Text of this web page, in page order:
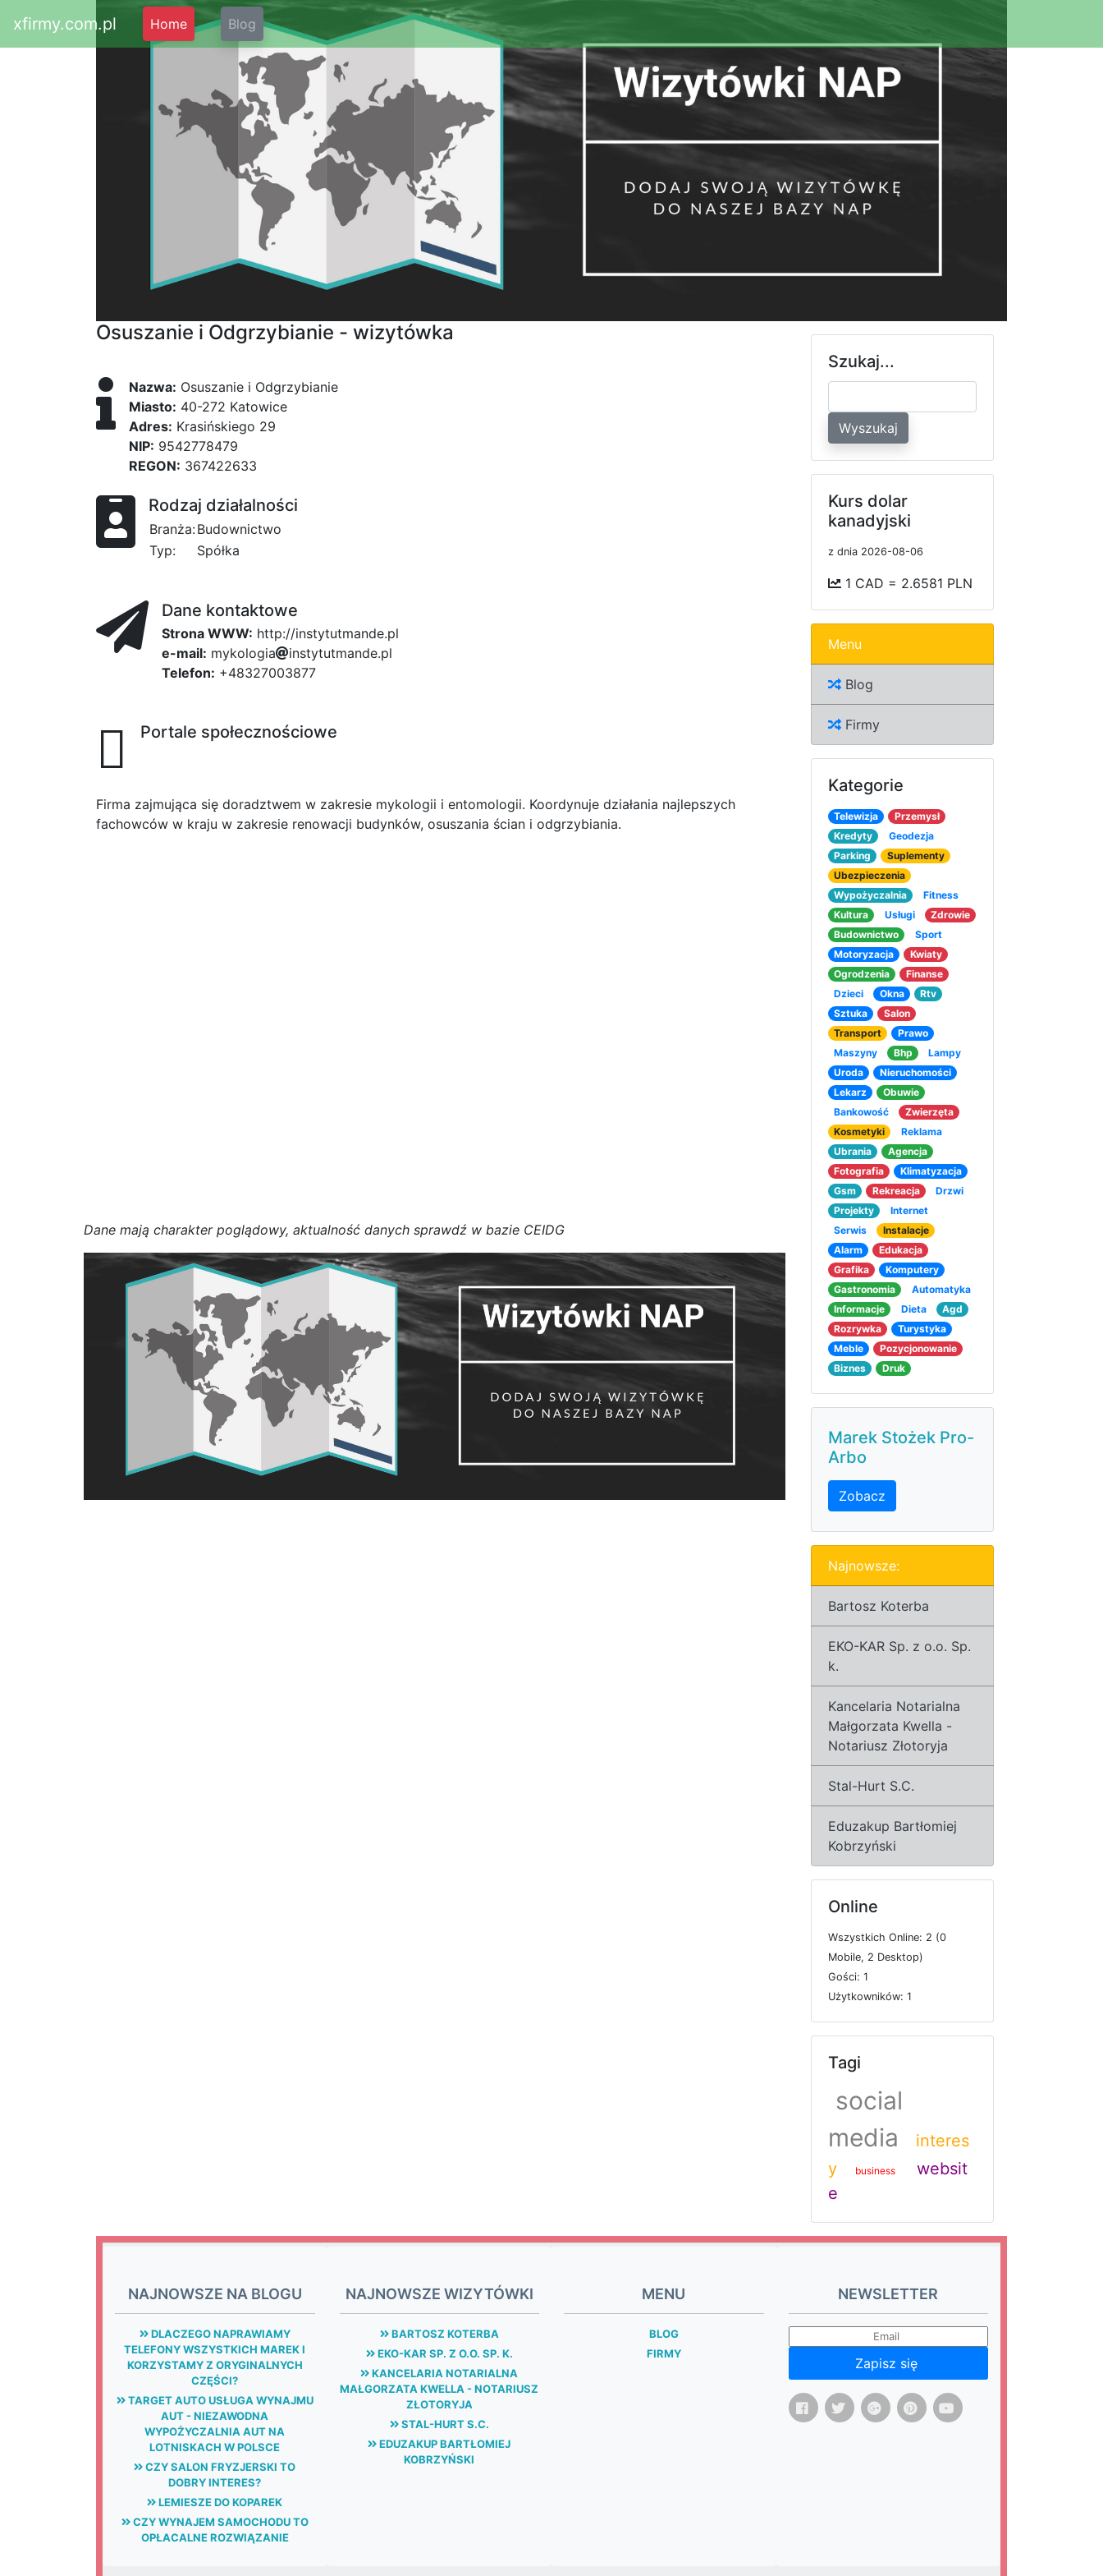
xfirmy.com.pl Home Blog
Osuszanie i Odgrzybianie - wizytówka
Nazwa: Osuszanie i Odgrzybianie
Miasto: 40-272 Katowice
Adres: Krasińskiego 29
NIP: 9542778479
REGON: 367422633
Rodzaj działalności
Branża:Budownictwo
Typ:
Spółka
Dane kontaktowe
Strona WWW: http://instytutmande.pl
e-mail: mykologia i7
ns7
tytut34e
m4f6
afd4
nf
de.paa4
l
Telefon: +48327003877
Portale społecznościowe
Firma zajmująca się doradztwem w zakresie mykologii i entomologii. Koordynuje działania najlepszych
fachowców w kraju w zakresie renowacji budynków, osuszania ścian i odgrzybiania.
Dane mają charakter poglądowy, aktualność danych sprawdź w bazie CEIDG
Szukaj...
Wyszukaj
Kurs dolar
kanadyjski
z dnia 2026-08-06
1 CAD = 2.6581 PLN
Menu
Blog
Firmy
Kategorie
Telewizja
Przemysł
Kredyty
Geodezja
Parking
Suplementy
Ubezpieczenia
Wypożyczalnia
Fitness
Kultura
Usługi
Zdrowie
Budownictwo
Sport
Motoryzacja
Kwiaty
Ogrodzenia
Finanse
Dzieci
Okna
Rtv
Sztuka
Salon
Transport
Prawo
Maszyny
Bhp
Lampy
Uroda
Nieruchomości
Lekarz
Obuwie
Bankowość
Zwierzęta
Kosmetyki
Reklama
Ubrania
Agencja
Fotografia
Klimatyzacja
Gsm
Rekreacja
Drzwi
Projekty
Internet
Serwis
Instalacje
Alarm
Edukacja
Grafika
Komputery
Gastronomia
Automatyka
Informacje
Dieta
Agd
Rozrywka
Turystyka
Meble
Pozycjonowanie
Biznes
Druk
Marek Stożek Pro-
Arbo
Zobacz
Najnowsze:
Bartosz Koterba
EKO-KAR Sp. z o.o. Sp.
k.
Kancelaria Notarialna
Małgorzata Kwella -
Notariusz Złotoryja
Stal-Hurt S.C.
Eduzakup Bartłomiej
Kobrzyński
Online
Wszystkich Online: 2 (0
Mobile, 2 Desktop)
Gości: 1
Użytkowników: 1
Tagi
social
media
interes
y
business
websit
e
NAJNOWSZE NA BLOGU
DLACZEGO NAPRAWIAMY
TELEFONY WSZYSTKICH MAREK I
KORZYSTAMY Z ORYGINALNYCH
CZĘŚCI?
TARGET AUTO USŁUGA WYNAJMU
AUT - NIEZAWODNA
WYPOŻYCZALNIA AUT NA
LOTNISKACH W POLSCE
CZY SALON FRYZJERSKI TO
DOBRY INTERES?
LEMIESZE DO KOPAREK
CZY WYNAJEM SAMOCHODU TO
OPŁACALNE ROZWIĄZANIE
NAJNOWSZE WIZYTÓWKI
BARTOSZ KOTERBA
EKO-KAR SP. Z O.O. SP. K.
KANCELARIA NOTARIALNA
MAŁGORZATA KWELLA - NOTARIUSZ
ZŁOTORYJA
STAL-HURT S.C.
EDUZAKUP BARTŁOMIEJ
KOBRZYŃSKI
MENU
BLOG
FIRMY
NEWSLETTER
Zapisz się